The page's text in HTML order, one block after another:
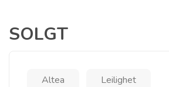
SOLGT
Altea Leilighet